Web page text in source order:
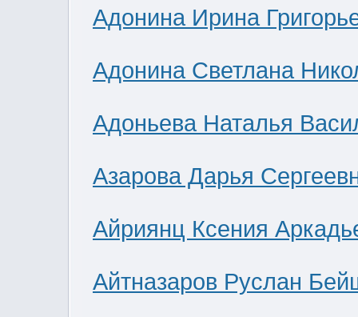
Адонина Ирина
Адонина Светлана
Адоньева Наталья
Азарова Дарья
Айриянц Ксения
Айтназаров Руслан